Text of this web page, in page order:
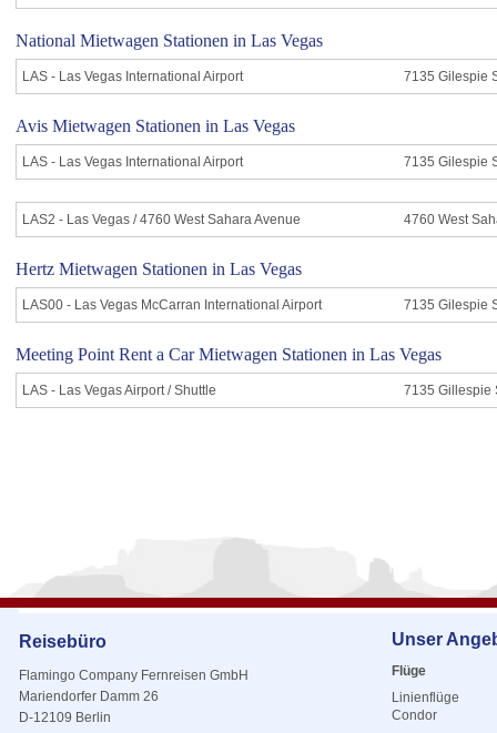
National Mietwagen Stationen in Las Vegas
LAS - Las Vegas International Airport 7135 Gilespie
Avis Mietwagen Stationen in Las Vegas
LAS - Las Vegas International Airport 7135 Gilespie
LAS2 - Las Vegas / 4760 West Sahara Avenue 4760 West
Hertz Mietwagen Stationen in Las Vegas
LAS00 - Las Vegas McCarran International Airport 7135 Gilespie
Meeting Point Rent a Car Mietwagen Stationen in Las Vegas
LAS - Las Vegas Airport / Shuttle 7135 Gillespie
Reisebüro
Flamingo Company Fernreisen GmbH
Mariendorfer Damm 26
D-12109 Berlin
Unser
Flüge
Linienflüge
Condor